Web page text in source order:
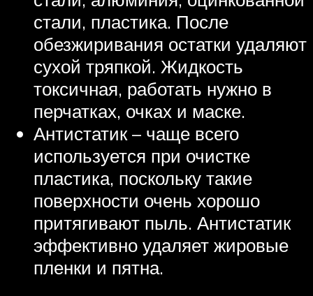
стали, пластика. После
обезжиривания остатки удаляют
сухой тряпкой. Жидкость
токсичная, работать нужно в
перчатках, очках и маске.
Антистатик – чаще всего
используется при очистке
пластика, поскольку такие
поверхности очень хорошо
притягивают пыль. Антистатик
эффективно удаляет жировые
пленки и пятна.